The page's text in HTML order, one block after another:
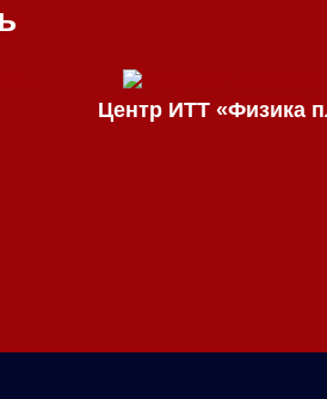
Центр ИТТ «Физика